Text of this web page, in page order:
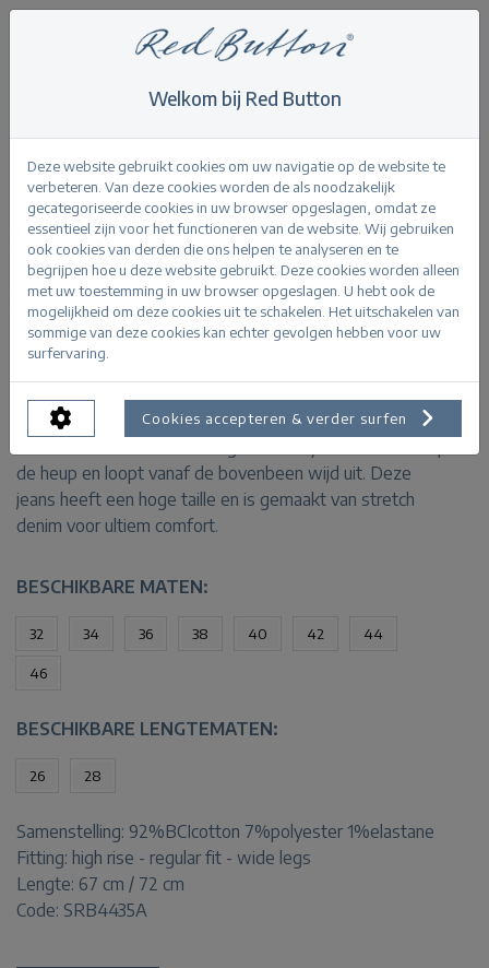
Conny 5-pocket bleach
Terug
Conny 5-pocket bleach
PRODUCTINFORMATIE
De Conny 5-pocket bleach is een 7/8e wide leg jeans
de heup en loopt vanaf de bovenbeen wijd uit. Deze
jeans heeft een hoge taille en is gemaakt van stretch
denim voor ultiem comfort.
BESCHIKBARE MATEN:
32 34 36 38 40 42 44
46
BESCHIKBARE LENGTEMATEN:
26 28
Samenstelling: 92%BCIcotton 7%polyester 1%elastane
Fitting: high rise - regular fit - wide legs
Lengte: 67 cm / 72 cm
Code: SRB4435A
Welkom bij Red Button
Deze website gebruikt cookies om uw navigatie op de website te
verbeteren. Van deze cookies worden de als noodzakelijk
gecategoriseerde cookies in uw browser opgeslagen, omdat ze
essentieel zijn voor het functioneren van de website. Wij gebruiken
ook cookies van derden die ons helpen te analyseren en te
begrijpen hoe u deze website gebruikt. Deze cookies worden alleen
met uw toestemming in uw browser opgeslagen. U hebt ook de
mogelijkheid om deze cookies uit te schakelen. Het uitschakelen van
sommige van deze cookies kan echter gevolgen hebben voor uw
surfervaring.
Cookies accepteren & verder surfen